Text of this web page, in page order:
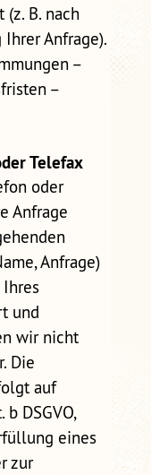
B. nach
Anfrage).
–
–
Telefax
oder
Anfrage
Anfrage)
und
wir nicht
Die
auf
DSGVO,
eines
zur